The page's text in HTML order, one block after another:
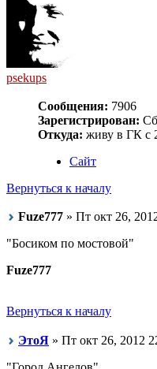
psekups
Сообщения: 7906
Зарегистрирован:
Откуда: живу в ГК с
Сайт
Вернуться к началу
Fuze777 » Пт окт 26,
"Босиком по мостовой"
Fuze777
Вернуться к началу
ЭтоЯ » Пт окт 26, 2012